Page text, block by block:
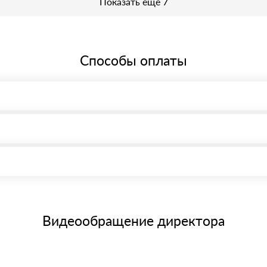
Способы оплаты
банковским картам
Видеообращение директора